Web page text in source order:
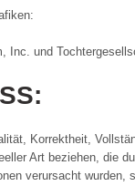
Inc. und
Korrektheit,
Art beziehen, die
verursacht